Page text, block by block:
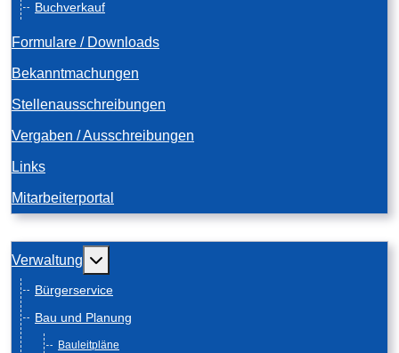
Buchverkauf
Formulare / Downloads
Bekanntmachungen
Stellenausschreibungen
Vergaben / Ausschreibungen
Links
Mitarbeiterportal
Verwaltung Weitere Informationen: Verwaltung
Bürgerservice
Bau und Planung
Bauleitpläne